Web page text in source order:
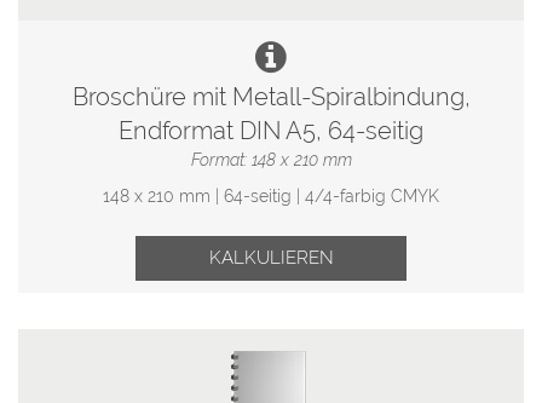
Broschüre mit Metall-Spiralbindung,
Endformat DIN A5, 64-seitig
Format: 148 x 210 mm
148 x 210 mm | 64-seitig | 4/4-farbig CMYK
KALKULIEREN